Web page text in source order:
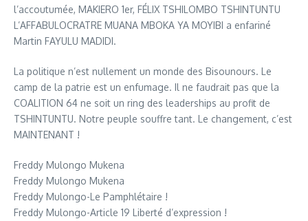
l’accoutumée, MAKIERO 1er, FÉLIX TSHILOMBO TSHINTUNTU
L’AFFABULOCRATRE MUANA MBOKA YA MOYIBI a enfariné
Martin FAYULU MADIDI.
La politique n’est nullement un monde des Bisounours. Le
camp de la patrie est un enfumage. Il ne faudrait pas que la
COALITION 64 ne soit un ring des leaderships au profit de
TSHINTUNTU. Notre peuple souffre tant. Le changement, c’est
MAINTENANT !
Freddy Mulongo Mukena
Freddy Mulongo Mukena
Freddy Mulongo-Le Pamphlétaire !
Freddy Mulongo-Article 19 Liberté d’expression !